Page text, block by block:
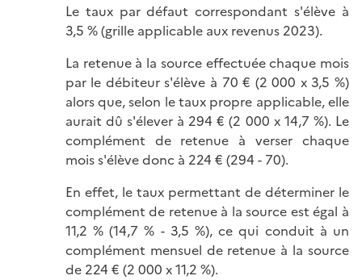
Le taux par défaut correspondant s'élève à
3,5 %(grille applicable aux revenus 2023).
La retenue à la source effectuée chaque mois
par le débiteur s'élève à 70 € (2 000 x 3,5 %)
alors que, selon le taux propre applicable, elle
aurait dû s'élever à 294 € (2 000 x 14,7 %). Le
complément de retenue à verser chaque
mois s'élève donc à 224 € (294 - 70).
En effet, le taux permettant de déterminer le
complément de retenue à la source est égal à
11,2 % (14,7 % - 3,5 %), ce qui conduit à un
complément mensuel de retenue à la source
de 224 € (2 000 x 11,2 %).